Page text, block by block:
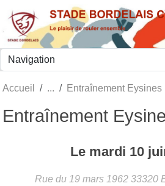
Accueil Entraînement Eysines
Entraînement
Le mardi 10
Rue du 19 mars 1962 33320
Panneau de gestion des cookies